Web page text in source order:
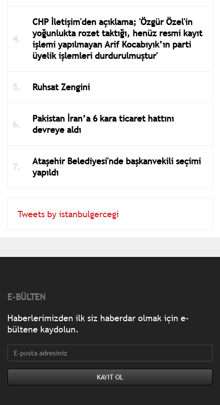
CHP İletişim'den açıklama; 'Özgür Özel'in
yoğunlukta rozet taktığı, henüz resmi kayıt
işlemi yapılmayan Arif Kocabıyık’ın parti
üyelik işlemleri durdurulmuştur'
Ruhsat Zengini
Pakistan İran’a 6 kara ticaret hattını
devreye aldı
Ataşehir Belediyesi'nde başkanvekili seçimi
yapıldı
Tweets by istanbulgercegi
E-BÜLTEN
Haberlerimizden ilk siz haberdar olmak için e-
bültene kaydolun.